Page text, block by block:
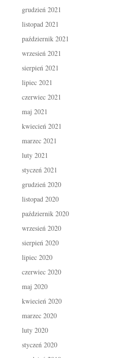
grudzień 2021
listopad 2021
październik 2021
wrzesień 2021
sierpień 2021
lipiec 2021
czerwiec 2021
maj 2021
kwiecień 2021
marzec 2021
luty 2021
styczeń 2021
grudzień 2020
listopad 2020
październik 2020
wrzesień 2020
sierpień 2020
lipiec 2020
czerwiec 2020
maj 2020
kwiecień 2020
marzec 2020
luty 2020
styczeń 2020